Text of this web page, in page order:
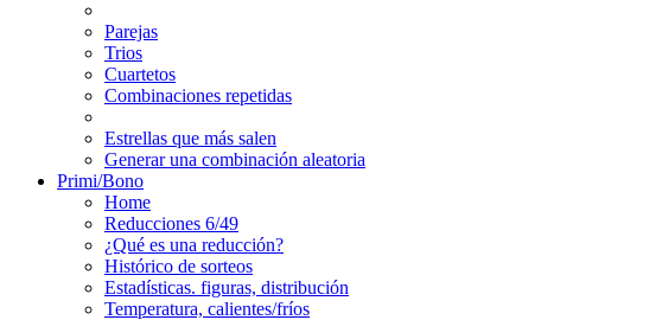
Parejas
Trios
Cuartetos
Combinaciones repetidas
Estrellas que más salen
Generar una combinación aleatoria
Primi/Bono
Home
Reducciones 6/49
¿Qué es una reducción?
Histórico de sorteos
Estadísticas. figuras, distribución
Temperatura, calientes/fríos